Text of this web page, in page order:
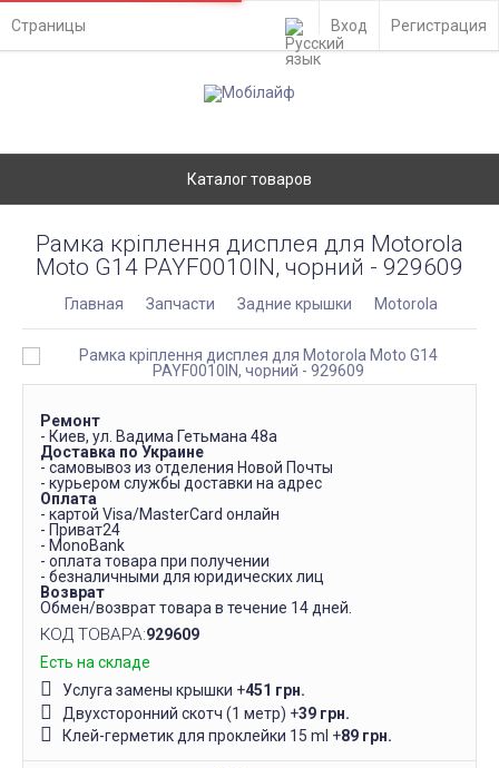
Страницы Вход Регистрация
Каталог товаров
Рамка кріплення дисплея для Motorola
Moto G14 PAYF0010IN, чорний - 929609
Главная Запчасти Задние крышки Motorola
Ремонт
- Киев, ул. Вадима Гетьмана 48а
Доставка по Украине
- самовывоз из отделения Новой Почты
- курьером службы доставки на адрес
Оплата
- картой Visa/MasterCard онлайн
- Приват24
- MonoBank
- оплата товара при получении
- безналичными для юридических лиц
Возврат
Обмен/возврат товара в течение 14 дней.
КОД ТОВАРА:929609
Есть на складе
Услуга замены крышки +451 грн.
Двухсторонний скотч (1 метр) +39 грн.
Клей-герметик для проклейки 15 ml +89 грн.